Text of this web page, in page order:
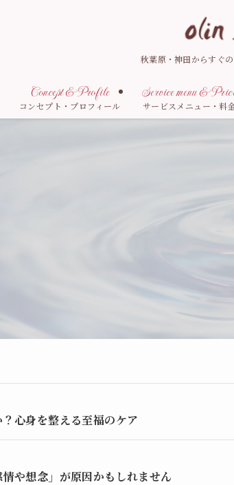
秋葉原・神田からすぐ
Concept & Profile
コンセプト・プロフィール
Service menu &
サービスメニュー・料
心身を整える至福のケア
や想念」が原因かもしれません